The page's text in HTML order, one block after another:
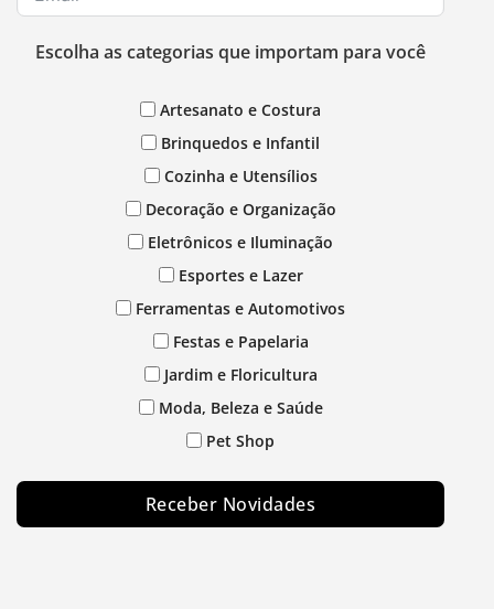
Escolha as categorias que importam para você
Artesanato e Costura
Brinquedos e Infantil
Cozinha e Utensílios
Decoração e Organização
Eletrônicos e Iluminação
Esportes e Lazer
Ferramentas e Automotivos
Festas e Papelaria
Jardim e Floricultura
Moda, Beleza e Saúde
Pet Shop
Receber Novidades